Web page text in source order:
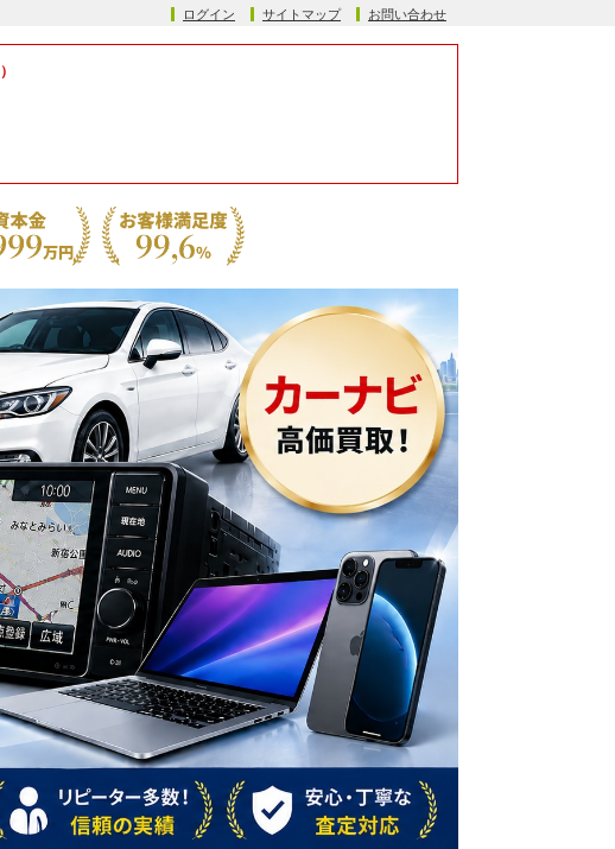
ログイン サイトマップ お問い合わせ
）